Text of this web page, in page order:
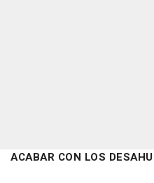
ACABAR CON LOS